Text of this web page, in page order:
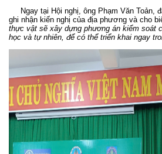
Ngay tại Hội nghị, ông Phạm Văn Toản,
ghi nhận kiến nghị của địa phương và cho
thực vật sẽ xây dựng phương án kiểm soát
học và tự nhiên, để có thể triển khai ngay